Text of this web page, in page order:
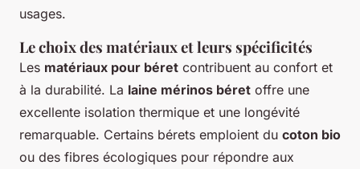
usages.
Le choix des matériaux et leurs spécificités
Les matériaux pour béret contribuent au confort et
à la durabilité. La laine mérinos béret offre une
excellente isolation thermique et une longévité
remarquable. Certains bérets emploient du coton bio
ou des fibres écologiques pour répondre aux